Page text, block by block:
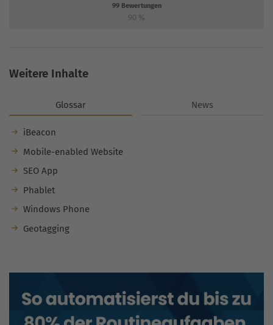
99Bewertungen
90 %
Weitere Inhalte
Glossar News
iBeacon
Mobile-enabled Website
SEO App
Phablet
Windows Phone
Geotagging